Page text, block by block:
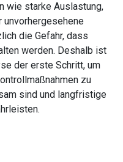
wie starke Auslastung,
die Gefahr, dass
werden. Deshalb ist
der erste Schritt, um
zu
sind und langfristige